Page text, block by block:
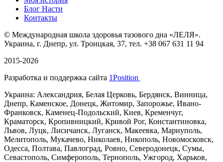
Блог Насти
Контакты
© Международная школа здоровья тазового дна «ЛЕЛЯ».
Украина, г. Днепр, ул. Троицкая, 37, тел. +38 067 631 11 94
2015-2026
Разработка и поддержка сайта 1Position
Украина: Александрия, Белая Церковь, Бердянск, Винница,
Днепр, Каменское, Донецк, Житомир, Запорожье, Ивано-
Франковск, Каменец-Подольский, Киев, Кременчуг,
Краматорск, Кропивницкий, Кривой Рог, Константиновка,
Львов, Луцк, Лисичанск, Луганск, Макеевка, Мариуполь,
Мелитополь, Мукачево, Николаев, Никополь, Новомосковск,
Одесса, Полтава, Павлоград, Ровно, Северодонецк, Сумы,
Севастополь, Симферополь, Тернополь, Ужгород, Харьков,